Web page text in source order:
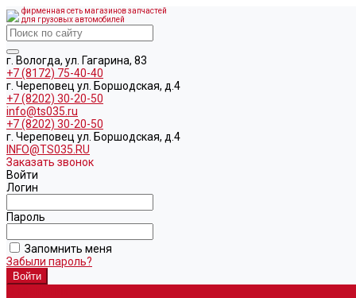
фирменная сеть магазинов запчастей
для грузовых автомобилей
г. Вологда, ул. Гагарина, 83
+7 (8172) 75-40-40
г. Череповец ул. Боршодская, д.4
+7 (8202) 30-20-50
info@ts035.ru
+7 (8202) 30-20-50
г. Череповец ул. Боршодская, д.4
INFO@TS035.RU
Заказать звонок
Войти
Логин
Пароль
Запомнить меня
Забыли пароль?